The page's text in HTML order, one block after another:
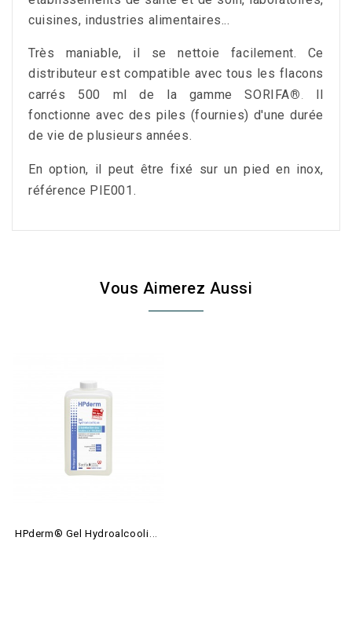
cuisines, industries alimentaires...
Très maniable, il se nettoie facilement. Ce
distributeur est compatible avec tous les flacons
carrés 500 ml de la gammeSORIFA® .
fonctionne avec des piles (fournies) d'une durée
de vie de plusieurs années.
En option, il peut être fixé sur un pied en inox,
référence PIE001.
Vous Aimerez Aussi
H
Pderm® Gel Hydroalcoolique...